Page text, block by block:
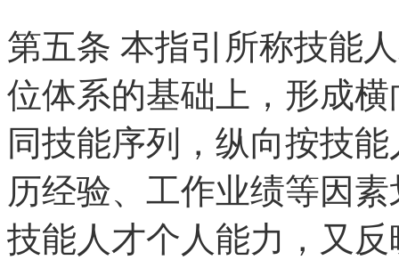
第五条 本指引所称技能
位体系的基础上，形成
同技能序列，纵向按技
历经验、工作业绩等因
技能人才个人能力，又